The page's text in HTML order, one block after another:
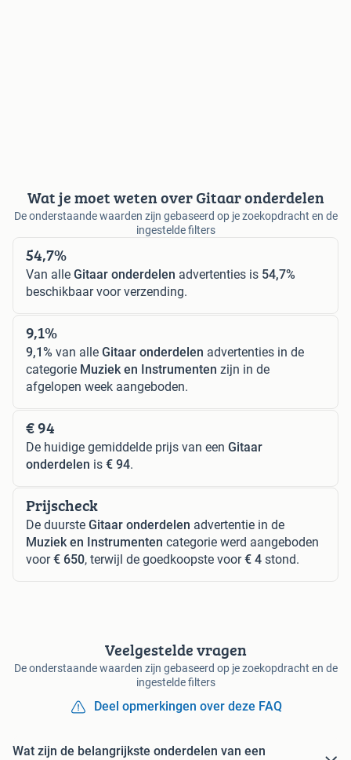
Wat je moet weten over Gitaar onderdelen
De onderstaande waarden zijn gebaseerd op je zoekopdracht en de
ingestelde filters
54,7%
Van alle Gitaar onderdelen advertenties is 54,7%
beschikbaar voor verzending.
9,1%
9,1% van alle Gitaar onderdelen advertenties in de
categorie Muziek en Instrumenten zijn in de
afgelopen week aangeboden.
€ 94
De huidige gemiddelde prijs van een Gitaar
onderdelen is € 94.
Prijscheck
De duurste Gitaar onderdelen advertentie in de
Muziek en Instrumenten categorie werd aangeboden
voor€ 650, terwijl de goedkoopste voor€ 4 stond.
Veelgestelde vragen
De onderstaande waarden zijn gebaseerd op je zoekopdracht en de
ingestelde filters
Deel opmerkingen over deze FAQ
Wat zijn de belangrijkste onderdelen van een